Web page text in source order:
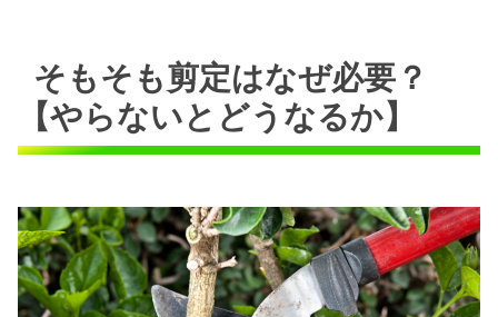
そもそも剪定はなぜ必要？
【やらないとどうなるか】